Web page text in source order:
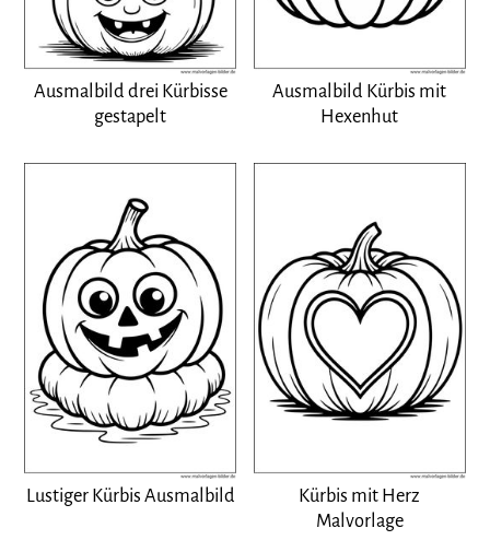
Ausmalbild drei Kürbisse
gestapelt
Ausmalbild Kürbis mit
Hexenhut
Lustiger Kürbis Ausmalbild
Kürbis mit Herz
Malvorlage